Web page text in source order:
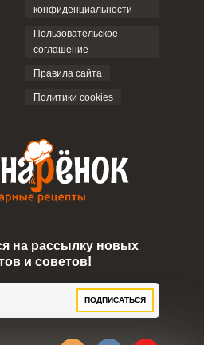
конфиденциальности
Пользовательское
соглашение
Правила сайта
Политики cookies
на рассылку новых
и советов!
ПОДПИСАТЬСЯ